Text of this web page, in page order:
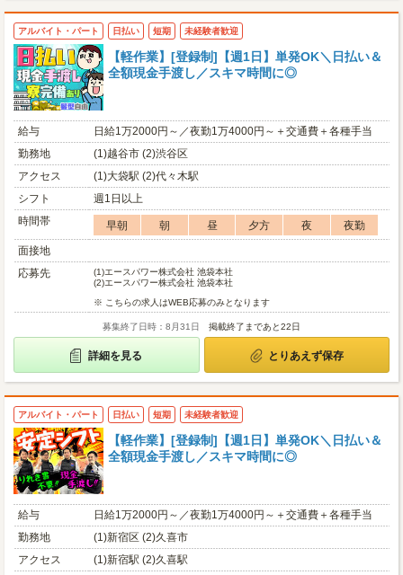
アルバイト・パート 日払い 短期 未経験者歓迎
【軽作業】[登録制]【週1日】単発OK＼日払い＆
全額現金手渡し／スキマ時間に◎
給与
日給1万2000円～／夜勤1万4000円～＋交通費＋各種手当
勤務地
(1)越谷市 (2)渋谷区
アクセス
(1)大袋駅 (2)代々木駅
シフト
週1日以上
時間帯
早朝 朝 昼 夕方 夜
夜勤
面接地
応募先
(1)エースパワー株式会社 池袋本社
(2)エースパワー株式会社 池袋本社
※ こちらの求人はWEB応募のみとなります
募集終了日時：8月31日 掲載終了まであと22日
詳細を見る とりあえず保存
アルバイト・パート 日払い 短期 未経験者歓迎
【軽作業】[登録制]【週1日】単発OK＼日払い＆
全額現金手渡し／スキマ時間に◎
給与
日給1万2000円～／夜勤1万4000円～＋交通費＋各種手当
勤務地
(1)新宿区 (2)久喜市
アクセス
(1)新宿駅 (2)久喜駅